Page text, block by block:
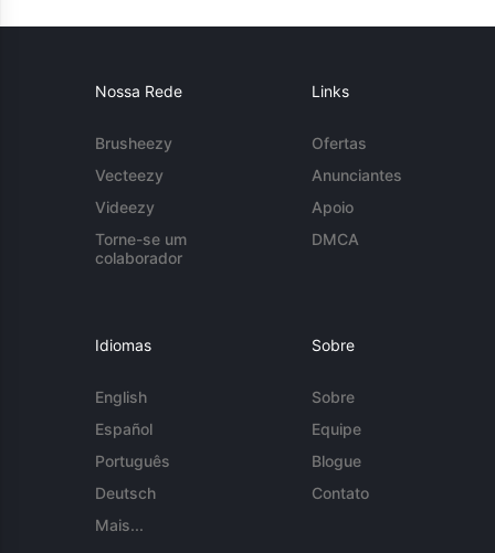
Nossa Rede
Brusheezy
Vecteezy
Videezy
Torne-se um
colaborador
Links
Ofertas
Anunciantes
Apoio
DMCA
Idiomas
English
Español
Português
Deutsch
Mais...
Sobre
Sobre
Equipe
Blogue
Contato